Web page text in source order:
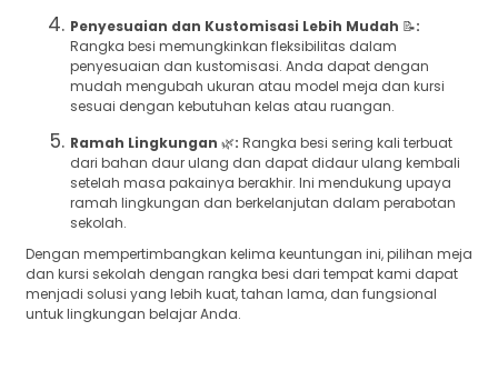
Penyesuaian dan Kustomisasi Lebih Mudah 📝:
Rangka besi memungkinkan fleksibilitas dalam
penyesuaian dan kustomisasi. Anda dapat dengan
mudah mengubah ukuran atau model meja dan kursi
sesuai dengan kebutuhan kelas atau ruangan.
Ramah Lingkungan 🌿: Rangka besi sering kali terbuat
dari bahan daur ulang dan dapat didaur ulang kembali
setelah masa pakainya berakhir. Ini mendukung upaya
ramah lingkungan dan berkelanjutan dalam perabotan
sekolah.
Dengan mempertimbangkan kelima keuntungan ini, pilihan meja
dan kursi sekolah dengan rangka besi dari tempat kami dapat
menjadi solusi yang lebih kuat, tahan lama, dan fungsional
untuk lingkungan belajar Anda.